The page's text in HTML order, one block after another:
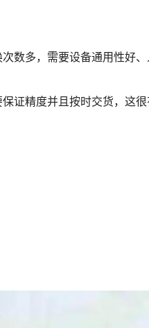
数多，需要设备通用性好
证精度并且按时交货，这很